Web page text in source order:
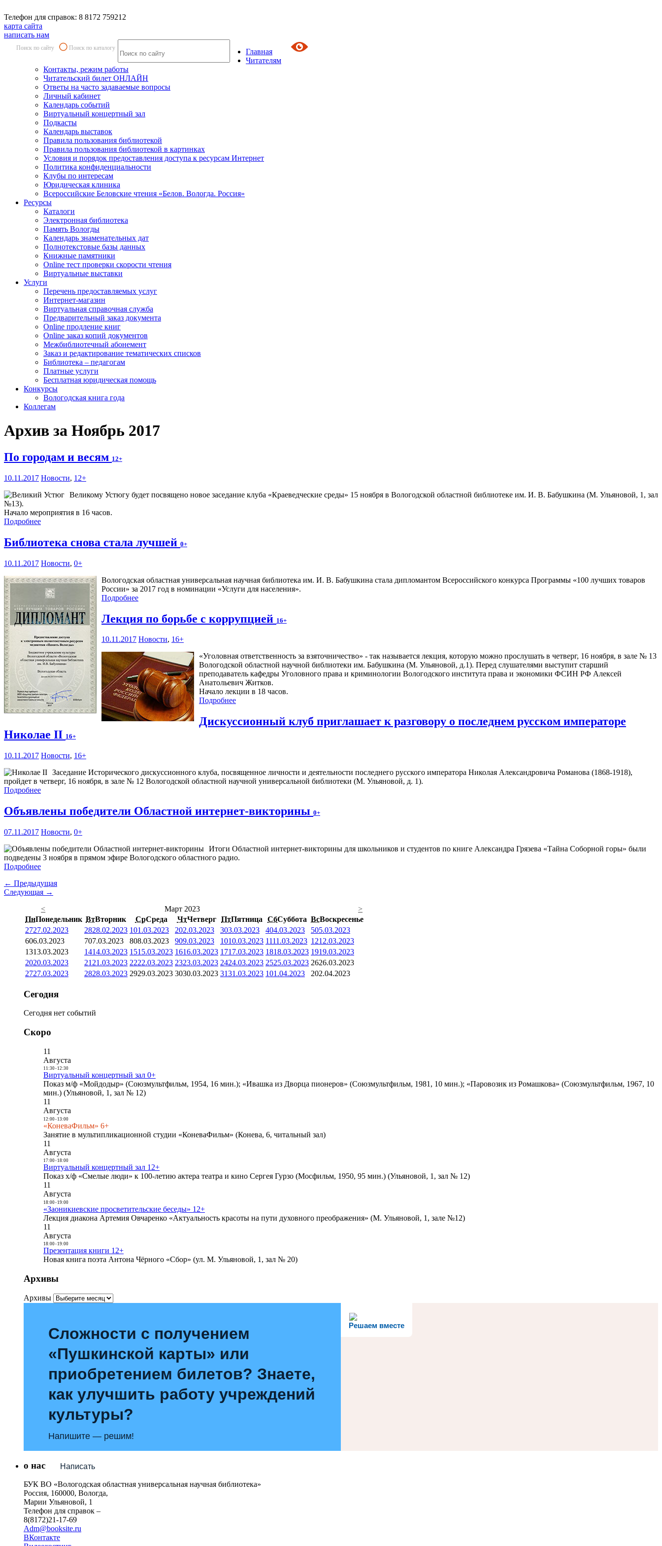
Телефон для справок: 8 8172 759212
карта сайта
написать нам
Поиск по сайту Поиск по каталогу
Главная
Читателям
Контакты, режим работы
Читательский билет ОНЛАЙН
Ответы на часто задаваемые вопросы
Личный кабинет
Календарь событий
Виртуальный концертный зал
Подкасты
Календарь выставок
Правила пользования библиотекой
Правила пользования библиотекой в картинках
Условия и порядок предоставления доступа к ресурсам Интернет
Политика конфиденциальности
Клубы по интересам
Юридическая клиника
Всероссийские Беловские чтения «Белов. Вологда. Россия»
Ресурсы
Каталоги
Электронная библиотека
Память Вологды
Календарь знаменательных дат
Полнотекстовые базы данных
Книжные памятники
Online тест проверки скорости чтения
Виртуальные выставки
Услуги
Перечень предоставляемых услуг
Интернет-магазин
Виртуальная справочная служба
Предварительный заказ документа
Online продление книг
Online заказ копий документов
Межбиблиотечный абонемент
Заказ и редактирование тематических списков
Библиотека – педагогам
Платные услуги
Бесплатная юридическая помощь
Конкурсы
Вологодская книга года
Коллегам
Архив за Ноябрь 2017
По городам и весям 12+
10.11.2017 Новости, 12+
Великому Устюгу будет посвящено новое заседание клуба «Краеведческие среды» 15 ноября в Вологодской областной библиотеке им. И. В. Бабушкина (М. Ульяновой, 1, зал
№13).
Начало мероприятия в 16 часов.
Подробнее
Библиотека снова стала лучшей 0+
10.11.2017 Новости, 0+
Вологодская областная универсальная научная библиотека им. И. В. Бабушкина стала дипломантом Всероссийского конкурса Программы «100 лучших товаров
России» за 2017 год в номинации «Услуги для населения».
Подробнее
Лекция по борьбе с коррупцией 16+
10.11.2017 Новости, 16+
«Уголовная ответственность за взяточничество» - так называется лекция, которую можно прослушать в четверг, 16 ноября, в зале № 13
Вологодской областной научной библиотеки им. Бабушкина (М. Ульяновой, д.1). Перед слушателями выступит старший
преподаватель кафедры Уголовного права и криминологии Вологодского института права и экономики ФСИН РФ Алексей
Анатольевич Житков.
Начало лекции в 18 часов.
Подробнее
Дискуссионный клуб приглашает к разговору о последнем русском императоре
Николае II 16+
10.11.2017 Новости, 16+
Заседание Исторического дискуссионного клуба, посвященное личности и деятельности последнего русского императора Николая Александровича Романова (1868-1918),
пройдет в четверг, 16 ноября, в зале № 12 Вологодской областной научной универсальной библиотеки (М. Ульяновой, д. 1).
Подробнее
Объявлены победители Областной интернет-викторины 0+
07.11.2017 Новости, 0+
Итоги Областной интернет-викторины для школьников и студентов по книге Александра Грязева «Тайна Соборной горы» были
подведены 3 ноября в прямом эфире Вологодского областного радио.
Подробнее
← Предыдущая
Следующая →
<
Март 2023
>
ПнПонедельник ВтВторник СрСреда ЧтЧетверг ПтПятница СбСуббота ВсВоскресенье
2727.02.2023 2828.02.2023 101.03.2023 202.03.2023 303.03.2023 404.03.2023 505.03.2023
606.03.2023 707.03.2023 808.03.2023 909.03.2023 1010.03.2023 1111.03.2023 1212.03.2023
1313.03.2023 1414.03.2023 1515.03.2023 1616.03.2023 1717.03.2023 1818.03.2023 1919.03.2023
2020.03.2023 21 21.03.2023 2222.03.2023 2323.03.2023 2424.03.2023 2525.03.2023 2626.03.2023
2727.03.2023 2828.03.2023 2929.03.2023 3030.03.2023 3131.03.2023 101.04.2023 202.04.2023
Сегодня
Сегодня нет событий
Скоро
11
Августа
11:30- 12:30
Виртуальный концертный зал 0+
Показ м/ф «Мойдодыр» (Союзмультфильм, 1954, 16 мин.); «Ивашка из Дворца пионеров» (Союзмультфильм, 1981, 10 мин.); «Паровозик из Ромашкова» (Союзмультфильм, 1967, 10
мин.) (Ульяновой, 1, зал № 12)
11
Августа
12:00- 13:00
«КоневаФильм» 6+
Занятие в мультипликационной студии «КоневаФильм» (Конева, 6, читальный зал)
11
Августа
17:00- 18:00
Виртуальный концертный зал 12+
Показ х/ф «Смелые люди» к 100-летию актера театра и кино Сергея Гурзо (Мосфильм, 1950, 95 мин.) (Ульяновой, 1, зал № 12)
11
Августа
18:00- 19:00
«Заоникиевские просветительские беседы» 12+
Лекция диакона Артемия Овчаренко «Актуальность красоты на пути духовного преображения» (М. Ульяновой, 1, зале №12)
11
Августа
18:00- 19:00
Презентация книги 12+
Новая книга поэта Антона Чёрного «Сбор» (ул. М. Ульяновой, 1, зал № 20)
Архивы
Архивы
Решаем вместе
Сложности с получением
«Пушкинской карты» или
приобретением билетов? Знаете,
как улучшить работу учреждений
культуры?
Напишите — решим!
Написать
о нас
БУК ВО «Вологодская областная универсальная научная библиотека»
Россия, 160000, Вологда,
Марии Ульяновой, 1
Телефон для справок –
8(8172)21-17-69
Adm@booksite.ru
ВКонтакте